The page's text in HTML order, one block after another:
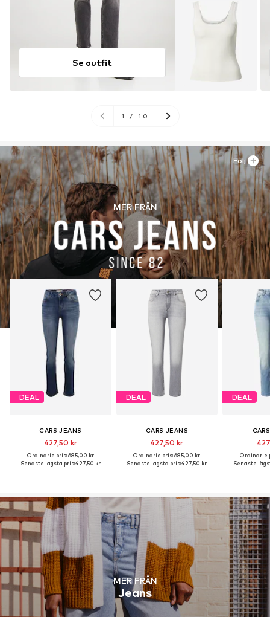
Se outfit
1 / 10
MER FRÅN
DEAL
CARS JEANS
427,50 kr
Ordinarie pris: 685,00 kr
Senaste lägsta pris:427,50 kr
DEAL
CARS JEANS
427,50 kr
Ordinarie pris: 685,00 kr
Senaste lägsta pris:427,50 kr
DEAL
Ordinarie
Senaste
Följ
MER FRÅN
Jeans